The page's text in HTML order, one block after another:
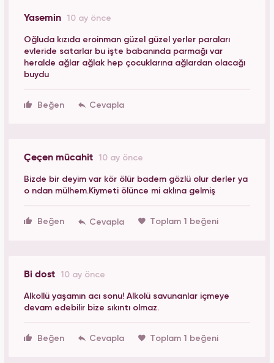
Yasemin 10 ay önce
Oğluda kızıda eroinman güzel güzel yerler paraları
evleride satarlar bu işte babanında parmağı var
heralde ağlar ağlak hep çocuklarına ağlardan olacağı
buydu
Beğen
Çeçen mücahit 10 ay önce
Bizde bir deyim var kör ölür badem gözlü olur derler ya
o ndan mülhem.Kiymeti ölünce mi aklına gelmiş
Beğen Toplam 1 beğeni
Bi dost 10 ay önce
Alkollü yaşamın acı sonu! Alkolü savunanlar içmeye
devam edebilir bize sıkıntı olmaz.
Beğen Toplam 1 beğeni